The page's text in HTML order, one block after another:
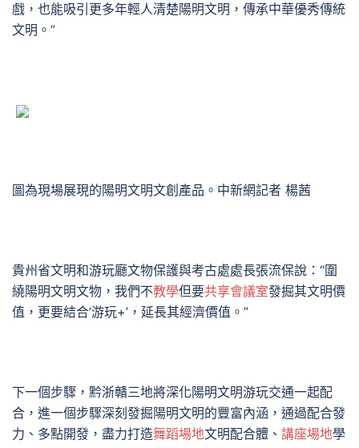
戲，也能吸引更多年輕人清楚陽明文明，傳承中華優秀傳統
文明。”
圖為現場展現的陽明文明文創產品。中新網記者 楊茜
貴州省文明和游玩廳文物保護與考古處處長張流保說：“圍
繞陽明文明文物，我們不教學但要共享會議室發掘其文明價
值，更要結合’游玩+’，延長其經濟價值。”
下一個步驟，黔浙贛三地將深化陽明文明游玩交通一起配
合，進一個步驟深刻發掘陽明文明的豐富內涵，通過配合發
力、多點開發，盡力打造舞蹈場地文明配合體、 講座場地學